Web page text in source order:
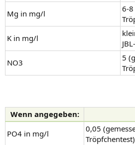
Mg in mg/l
6-8
K in mg/l
NO3
5
Wenn angegeben:
PO4 in mg/l
0,05
Tröpfchentest)